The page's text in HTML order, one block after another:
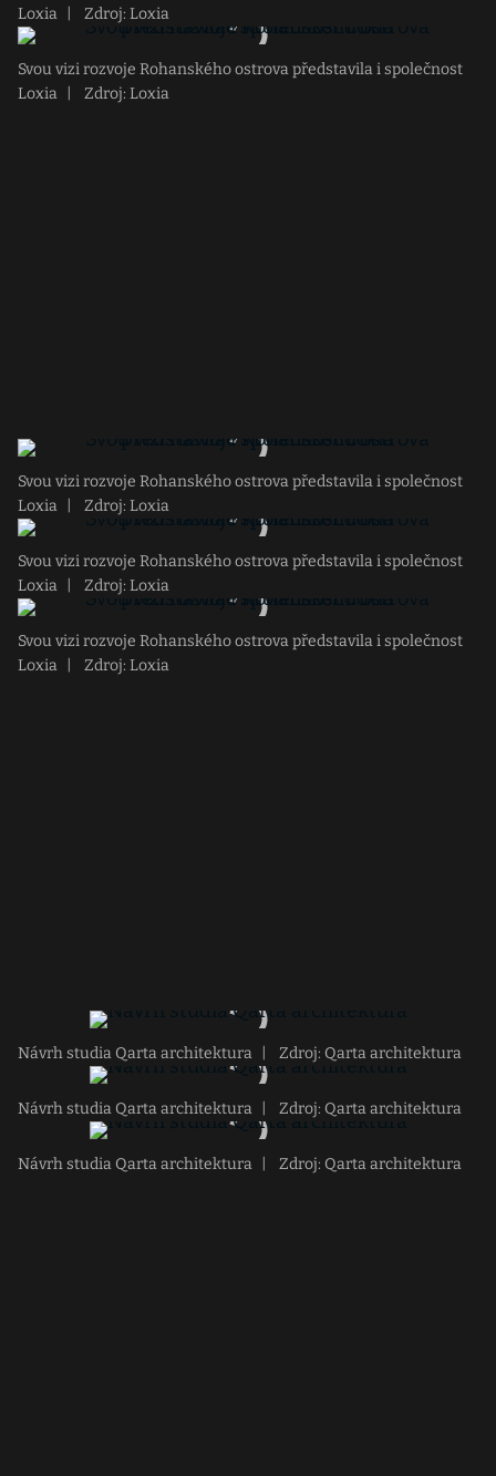
Loxia
Zdroj: Loxia
Svou vizi rozvoje Rohanského ostrova představila i společnost
Loxia
Zdroj: Loxia
Svou vizi rozvoje Rohanského ostrova představila i společnost
Loxia
Zdroj: Loxia
Svou vizi rozvoje Rohanského ostrova představila i společnost
Loxia
Zdroj: Loxia
Svou vizi rozvoje Rohanského ostrova představila i společnost
Loxia
Zdroj: Loxia
Návrh studia Qarta architektura Zdroj: Qarta architektura
Návrh studia Qarta architektura Zdroj: Qarta architektura
Návrh studia Qarta architektura Zdroj: Qarta architektura